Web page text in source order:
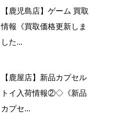
【鹿児島店】ゲーム 買取
情報《買取価格更新しま
した...
【鹿屋店】新品カプセル
トイ入荷情報②◇《新品
カプセ...